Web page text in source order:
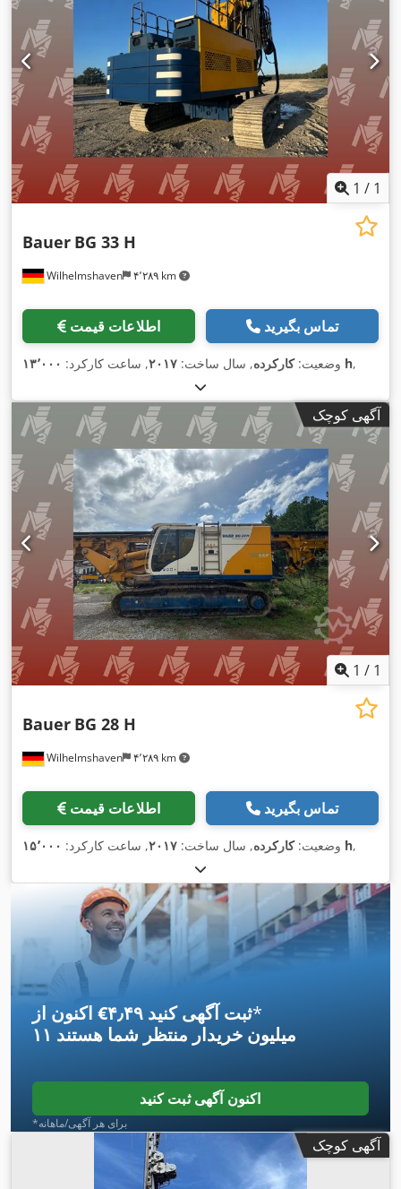
1 / 1
Wilhelmshaven ۴٬۲۸۹ km
Bauer BG 33 H
اطلاعات قیمت تماس بگیرید
وضعیت:کارکرده, سال ساخت: ۲۰۱۷, ساعت کارکرد: ۱۳٬۰۰۰ h,
آگهی کوچک
1 / 1
Wilhelmshaven ۴٬۲۸۹ km
Bauer BG 28 H
اطلاعات قیمت تماس بگیرید
وضعیت:کارکرده, سال ساخت: ۲۰۱۷, ساعت کارکرد: ۱۵٬۰۰۰ h,
اکنون از ‎€۴٫۴۹ ثبت آگهی کنید*
۱۱ میلیون خریدار منتظر شما هستند
اکنون آگهی ثبت کنید
*برای هر آگهی/ماهانه
آگهی کوچک